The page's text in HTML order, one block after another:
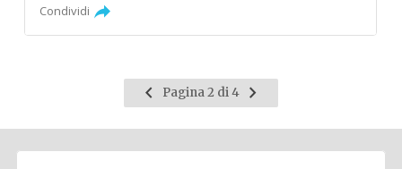
Condividi
Pagina
precedente
Pagina 2 di 4
Pagina
successiva